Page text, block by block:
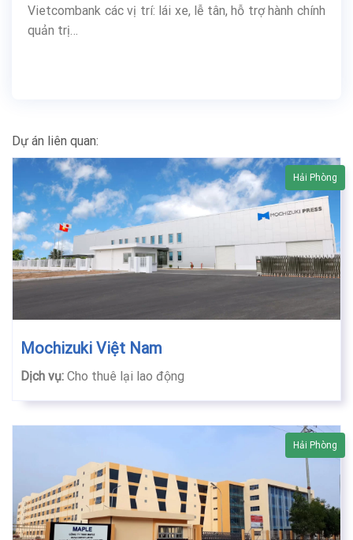
Vietcombank các vị trí: lái xe, lễ tân, hỗ trợ hành chính
quản trị…
Dự án liên quan:
Hải Phòng
Mochizuki Việt Nam
Dịch vụ: Cho thuê lại lao động
Hải Phòng